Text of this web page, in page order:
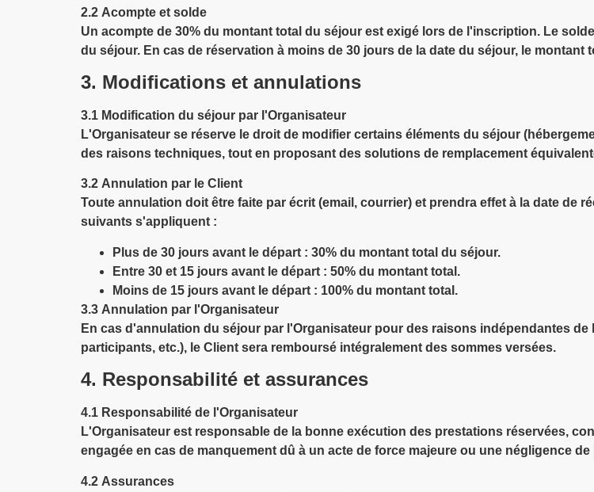
2.2 Acompte et solde
Un acompte de 30% du montant total du séjour est exigé lors de l'inscription. Le
du séjour. En cas de réservation à moins de 30 jours de la date du séjour, le montant
3. Modifications et annulations
3.1 Modification du séjour par l'Organisateur
L'Organisateur se réserve le droit de modifier certains éléments du séjour
des raisons techniques, tout en proposant des solutions de remplacement
3.2 Annulation par le Client
Toute annulation doit être faite par écrit (email, courrier) et prendra effet à la date de
suivants s'appliquent :
Plus de 30 jours avant le départ : 30% du montant total du séjour.
Entre 30 et 15 jours avant le départ : 50% du montant total.
Moins de 15 jours avant le départ : 100% du montant total.
3.3 Annulation par l'Organisateur
En cas d'annulation du séjour par l'Organisateur pour des raisons indépendantes
participants, etc.), le Client sera remboursé intégralement des sommes versées.
4. Responsabilité et assurances
4.1 Responsabilité de l'Organisateur
L'Organisateur est responsable de la bonne exécution des prestations réservées,
engagée en cas de manquement dû à un acte de force majeure ou une négligence de
4.2 Assurances